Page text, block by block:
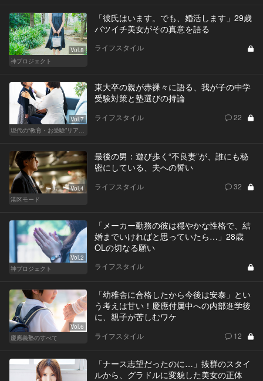
Vol.8
神プロジェクト
「彼氏はいます。でも、婚活します」29歳
バツイチ美女がその真意を語る
ライフスタイル
Vol.7
現代の“教育・お受験”リアルドキュメント
東大卒の親が赤裸々に語る、我が子の中学
受験対策と塾選びの持論
ライフスタイル 22
Vol.4
港区モード
最後の男：遊び歩く“不良妻”が、誰にも秘
密にしている、夫への誓い
ライフスタイル 32
Vol.2
神プロジェクト
「メーカー勤務の彼は穏やかな性格で、結
婚までいければと思っていたら…」28歳
OLの切なる願い
ライフスタイル
Vol.6
慶應義塾のすべて
「幼稚舎に合格したから今後は安泰」とい
う考えは甘い！慶應付属中への内部進学後
に、親子が苦しむワケ
ライフスタイル 12
「ナース志望だったのに…」抜群のスタイ
ルから、グラドルに変貌した美女の正体